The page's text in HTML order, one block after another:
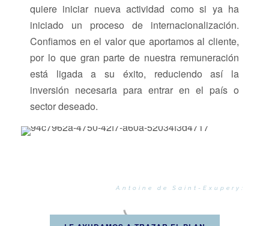
quiere iniciar nueva actividad como si ya ha
iniciado un proceso de internacionalización.
Confiamos en el valor que aportamos al cliente,
por lo que gran parte de nuestra remuneración
está ligada a su éxito, reduciendo así la
inversión necesaria para entrar en el país o
sector deseado.
Antoine de Saint-Exupery: